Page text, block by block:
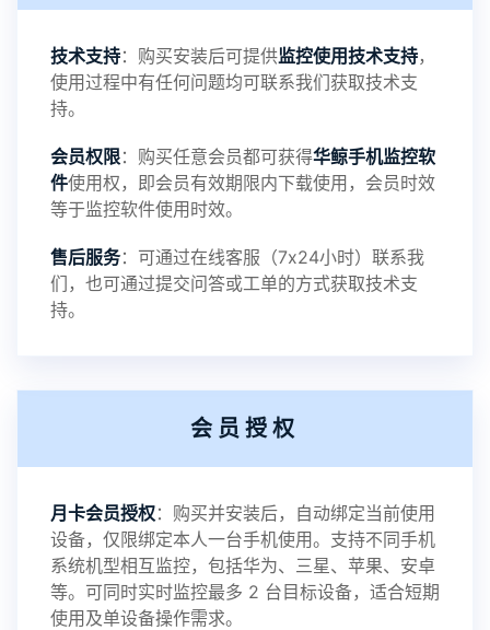
4：优化离线云储存服务器相册照片文件夹路径问题
5：优化关闭监控后离线设置云储存对方微信聊天记
录文件改为自定义文件名称
提示：
提示1：为避免异常风险情况，传输对方手机数据文
件至本地请先切换代理网络
鲸监控存在的问题与所需的更多功能，华鲸手机监
控将持续为您创造更优秀的监控APP
技术支持：购买安装后可提供监控使用技术支持，
使用过程中有任何问题均可联系我们获取技术支
持。
会员权限：购买任意会员都可获得华鲸手机监控软
件使用权，即会员有效期限内下载使用，会员时效
等于监控软件使用时效。
售后服务：可通过在线客服（7x24小时）联系我
们，也可通过提交问答或工单的方式获取技术支
持。
会员授权
月卡会员授权：购买并安装后，自动绑定当前使用
设备，仅限绑定本人一台手机使用。支持不同手机
系统机型相互监控，包括华为、三星、苹果、安卓
等。可同时实时监控最多 2 台目标设备，适合短期
使用及单设备操作需求。